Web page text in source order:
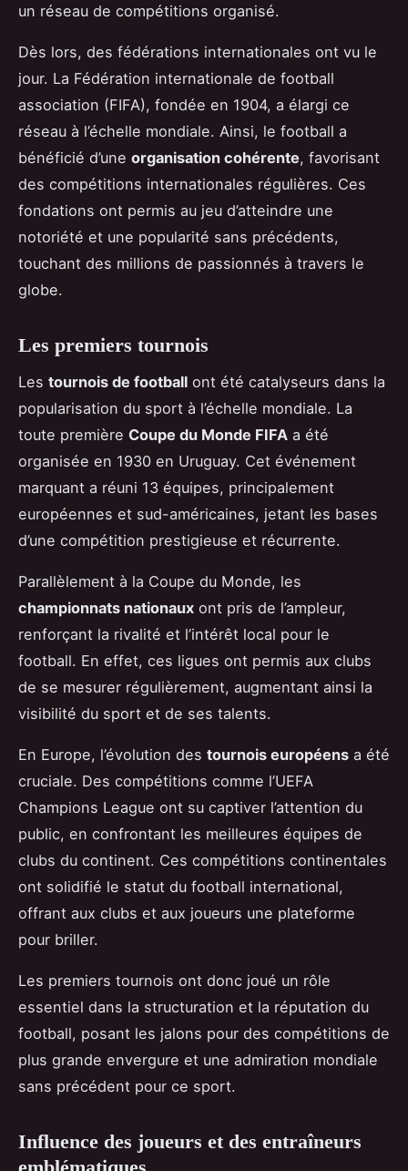
un réseau de compétitions organisé.
Dès lors, des fédérations internationales ont vu le
jour. La Fédération internationale de football
association (FIFA), fondée en 1904, a élargi ce
réseau à l’échelle mondiale. Ainsi, le football a
bénéficié d’une organisation cohérente, favorisant
des compétitions internationales régulières. Ces
fondations ont permis au jeu d’atteindre une
notoriété et une popularité sans précédents,
touchant des millions de passionnés à travers le
globe.
Les premiers tournois
Les tournois de football ont été catalyseurs dans la
popularisation du sport à l’échelle mondiale. La
toute première Coupe du Monde FIFA a été
organisée en 1930 en Uruguay. Cet événement
marquant a réuni 13 équipes, principalement
européennes et sud-américaines, jetant les bases
d’une compétition prestigieuse et récurrente.
Parallèlement à la Coupe du Monde, les
championnats nationaux ont pris de l’ampleur,
renforçant la rivalité et l’intérêt local pour le
football. En effet, ces ligues ont permis aux clubs
de se mesurer régulièrement, augmentant ainsi la
visibilité du sport et de ses talents.
En Europe, l’évolution des tournois européens a été
cruciale. Des compétitions comme l’UEFA
Champions League ont su captiver l’attention du
public, en confrontant les meilleures équipes de
clubs du continent. Ces compétitions continentales
ont solidifié le statut du football international,
offrant aux clubs et aux joueurs une plateforme
pour briller.
Les premiers tournois ont donc joué un rôle
essentiel dans la structuration et la réputation du
football, posant les jalons pour des compétitions de
plus grande envergure et une admiration mondiale
sans précédent pour ce sport.
Influence des joueurs et des entraîneurs